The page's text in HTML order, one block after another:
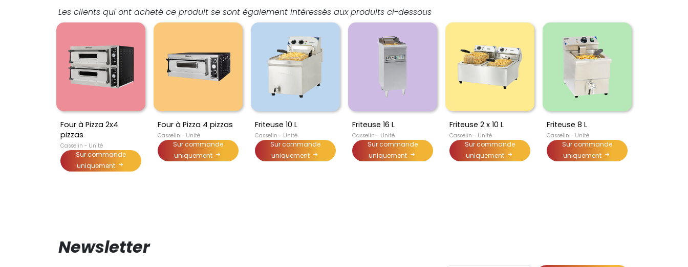
Les clients qui ont acheté ce produit se sont également intéressés aux produits ci-dessous
Four à Pizza 2x4
pizzas
Casselin - Unité
Sur commande
uniquement
Four à Pizza 4 pizzas
Casselin - Unité
Sur commande
uniquement
Friteuse 10 L
Casselin - Unité
Sur commande
uniquement
Friteuse 16 L
Casselin - Unité
Sur commande
uniquement
Friteuse 2 x 10 L
Casselin - Unité
Sur commande
uniquement
Friteuse 8 L
Casselin - Unité
Sur commande
uniquement
Newsletter